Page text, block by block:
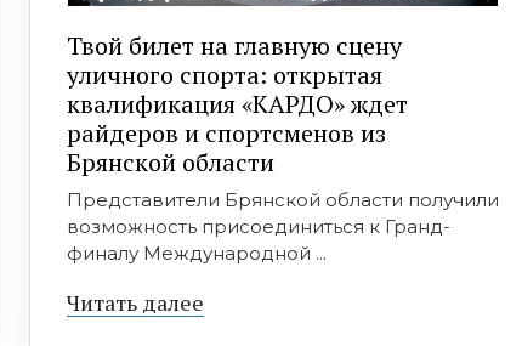
Твой билет на главную сцену
уличного спорта: открытая
квалификация «КАРДО» ждет
райдеров и спортсменов из
Брянской области
Представители Брянской области получили
возможность присоединиться к Гранд-
финалу Международной ...
Читать далее